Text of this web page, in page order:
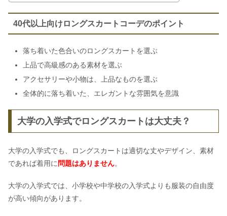
40代以上向けロングスカートコーデのポイント
落ち着いた色合いのロングスカートを選ぶ
上品で高級感のある素材を選ぶ
アクセサリーや小物は、上品なものを選ぶ
全体的に落ち着いた、エレガントな雰囲気を意識
大学の入学式でロングスカートは大丈夫？
大学の入学式でも、ロングスカートは適切な丈やデザイン、素材
であれば着用に問題はありません。
大学の入学式では、小学校や中学校の入学式よりも服装の自由度
が高い傾向があります。